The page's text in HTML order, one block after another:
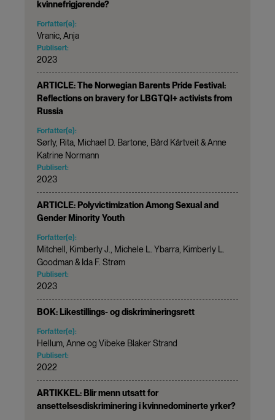
kvinnefrigjørende?
Forfatter(e):
Vranic, Anja
Publisert:
2023
ARTICLE: The Norwegian Barents Pride Festival:
Reflections on bravery for LBGTQI+ activists from
Russia
Forfatter(e):
Sørly, Rita, Michael D. Bartone, Bård Kårtveit & Anne
Katrine Normann
Publisert:
2023
ARTICLE: Polyvictimization Among Sexual and
Gender Minority Youth
Forfatter(e):
Mitchell, Kimberly J., Michele L. Ybarra, Kimberly L.
Goodman & Ida F. Strøm
Publisert:
2023
BOK: Likestillings- og diskrimineringsrett
Forfatter(e):
Hellum, Anne og Vibeke Blaker Strand
Publisert:
2022
ARTIKKEL: Blir menn utsatt for
ansettelsesdiskriminering i kvinnedominerte yrker?